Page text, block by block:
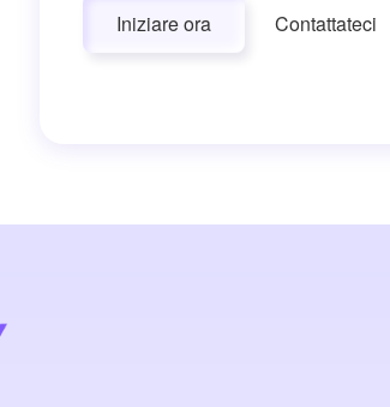
Iniziare ora Contattateci